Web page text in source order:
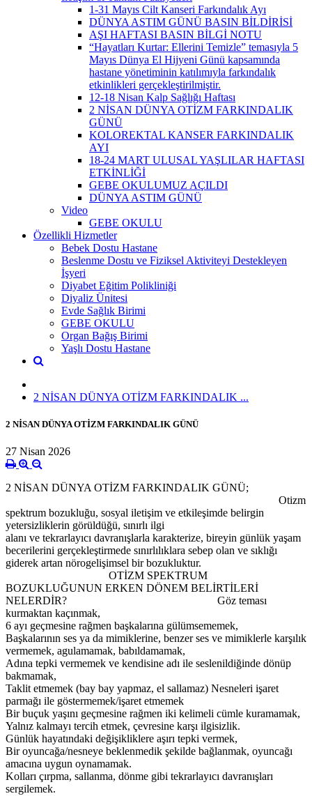
1-31 Mayıs Cilt Kanseri Farkındalık Ayı
DÜNYA ASTIM GÜNÜ BASIN BİLDİRİSİ
AŞI HAFTASI BASIN BİLGİ NOTU
“Hayatları Kurtar: Ellerini Temizle” temasıyla 5
Mayıs Dünya El Hijyeni Günü kapsamında
hastane yönetiminin katılımıyla farkındalık
etkinlikleri gerçekleştirilmiştir.
12-18 Nisan Kalp Sağlığı Haftası
2 NİSAN DÜNYA OTİZM FARKINDALIK
GÜNÜ
KOLOREKTAL KANSER FARKINDALIK
AYI
18-24 MART ULUSAL YAŞLILAR HAFTASI
ETKİNLİĞİ
GEBE OKULUMUZ AÇILDI
DÜNYA ASTIM GÜNÜ
Video
GEBE OKULU
Özellikli Hizmetler
Bebek Dostu Hastane
Beslenme Dostu ve Fiziksel Aktiviteyi Destekleyen
İşyeri
Diyabet Eğitim Polikliniği
Diyaliz Ünitesi
Evde Sağlık Birimi
GEBE OKULU
Organ Bağış Birimi
Yaşlı Dostu Hastane
2 NİSAN DÜNYA OTİZM FARKINDALIK ...
2 NİSAN DÜNYA OTİZM FARKINDALIK GÜNÜ
27 Nisan 2026
2 NİSAN DÜNYA OTİZM FARKINDALIK GÜNÜ;
Otizm
spektrum bozukluğu, sosyal iletişim ve etkileşimde belirgin
yetersizliklerin görüldüğü, sınırlı ilgi
alanı ve tekrarlayıcı davranışlarla karakterize, bireyin günlük yaşam
becerilerini gerçekleştirmede sınırlılıklara sebep olan ve sıklığı
giderek artan nörogelişimsel bir bozukluktur.
OTİZM SPEKTRUM
BOZUKLUĞUNUN ERKEN DÖNEM BELİRTİLERİ
NELERDİR? Göz teması
kurmaktan kaçınmak,
6 ayı geçmesine rağmen başkalarına gülümsememek,
Başkalarının ses ya da mimiklerine, benzer ses ve mimiklerle karşılık
vermemek, agulamamak, babıldamamak,
Adına tepki vermemek ve kendisine adı ile seslenildiğinde dönüp
bakmamak,
Taklit etmemek (bay bay yapmaz, el sallamaz) Nesneleri işaret
parmağı ile göstermemek/işaret etmemek
Bir buçuk yaşını geçmesine rağmen iki kelimeli cümle kuramamak,
Yalnız kalmayı tercih etmek, çevresine karşı ilgisizlik.
Günlük hayatındaki değişikliklere aşırı tepki vermek,
Bir oyuncağa/nesneye beklenmedik şekilde bağlanmak, oyuncağı
amacına uygun oynamamak.
Kolları çırpma, sallanma, dönme gibi tekrarlayıcı davranışları
sergilemek.